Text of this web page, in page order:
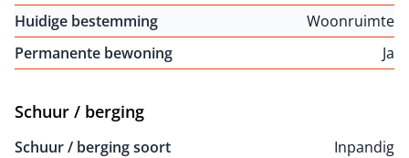
Huidige bestemming
Woonruimte
Permanente bewoning
Ja
Schuur / berging
Schuur / berging soort
Inpandig